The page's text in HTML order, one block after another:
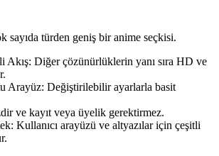
sayıda türden geniş bir anime seçkisi.
Akış: Diğer çözünürlüklerin yanı sıra HD ve
Arayüz: Değiştirilebilir ayarlarla basit
ve kayıt veya üyelik gerektirmez.
Kullanıcı arayüzü ve altyazılar için çeşitli